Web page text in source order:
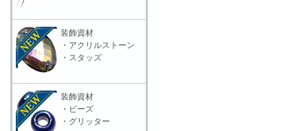
装飾資材
・アクリルストーン
・スタッズ
装飾資材
・ビーズ
・グリッター